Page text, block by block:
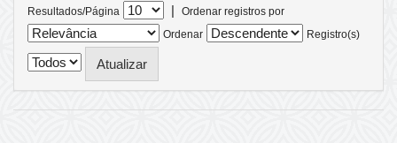
Resultados/Página |
Ordenar registros por
Ordenar
Registro(s)